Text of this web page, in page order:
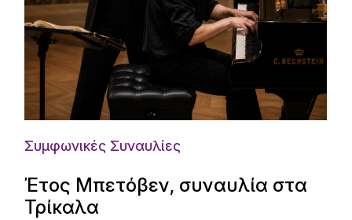
Συμφωνικές Συναυλίες
Έτος Μπετόβεν, συναυλία στα
Τρίκαλα